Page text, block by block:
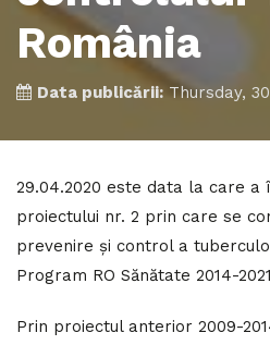
România
Data publicării: Thursday,
29.04.2020 este data la care
proiectului nr. 2 prin care se
prevenire și control a
Program RO Sănătate 2014-
Prin proiectul anterior 2009-